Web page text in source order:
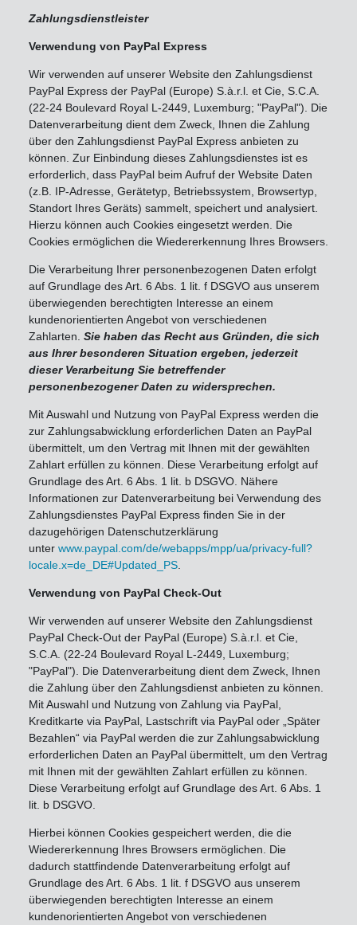
Zahlungsdienstleister
Verwendung von PayPal Express
Wir verwenden auf unserer Website den Zahlungsdienst
PayPal Express der PayPal (Europe) S.à.r.l. et Cie, S.C.A.
(22-24 Boulevard Royal L-2449, Luxemburg; "PayPal"). Die
Datenverarbeitung dient dem Zweck, Ihnen die Zahlung
über den Zahlungsdienst PayPal Express anbieten zu
können. Zur Einbindung dieses Zahlungsdienstes ist es
erforderlich, dass PayPal beim Aufruf der Website Daten
(z.B. IP-Adresse, Gerätetyp, Betriebssystem, Browsertyp,
Standort Ihres Geräts) sammelt, speichert und analysiert.
Hierzu können auch Cookies eingesetzt werden. Die
Cookies ermöglichen die Wiedererkennung Ihres Browsers.
Die Verarbeitung Ihrer personenbezogenen Daten erfolgt
auf Grundlage des Art. 6 Abs. 1 lit. f DSGVO aus unserem
überwiegenden berechtigten Interesse an einem
kundenorientierten Angebot von verschiedenen
Zahlarten. Sie haben das Recht aus Gründen, die sich
aus Ihrer besonderen Situation ergeben, jederzeit
dieser Verarbeitung Sie betreffender
personenbezogener Daten zu widersprechen.
Mit Auswahl und Nutzung von PayPal Express werden die
zur Zahlungsabwicklung erforderlichen Daten an PayPal
übermittelt, um den Vertrag mit Ihnen mit der gewählten
Zahlart erfüllen zu können. Diese Verarbeitung erfolgt auf
Grundlage des Art. 6 Abs. 1 lit. b DSGVO. Nähere
Informationen zur Datenverarbeitung bei Verwendung des
Zahlungsdienstes PayPal Express finden Sie in der
dazugehörigen Datenschutzerklärung
unter www.paypal.com/de/webapps/mpp/ua/privacy-full?
locale.x=de_DE#Updated_PS
Verwendung von PayPal Check-Out
Wir verwenden auf unserer Website den Zahlungsdienst
PayPal Check-Out der PayPal (Europe) S.à.r.l. et Cie,
S.C.A. (22-24 Boulevard Royal L-2449, Luxemburg;
"PayPal"). Die Datenverarbeitung dient dem Zweck, Ihnen
die Zahlung über den Zahlungsdienst anbieten zu können.
Mit Auswahl und Nutzung von Zahlung via PayPal,
Kreditkarte via PayPal, Lastschrift via PayPal oder „Später
Bezahlen“ via PayPal werden die zur Zahlungsabwicklung
erforderlichen Daten an PayPal übermittelt, um den Vertrag
mit Ihnen mit der gewählten Zahlart erfüllen zu können.
Diese Verarbeitung erfolgt auf Grundlage des Art. 6 Abs. 1
lit. b DSGVO.
Hierbei können Cookies gespeichert werden, die die
Wiedererkennung Ihres Browsers ermöglichen. Die
dadurch stattfindende Datenverarbeitung erfolgt auf
Grundlage des Art. 6 Abs. 1 lit. f DSGVO aus unserem
überwiegenden berechtigten Interesse an einem
kundenorientierten Angebot von verschiedenen